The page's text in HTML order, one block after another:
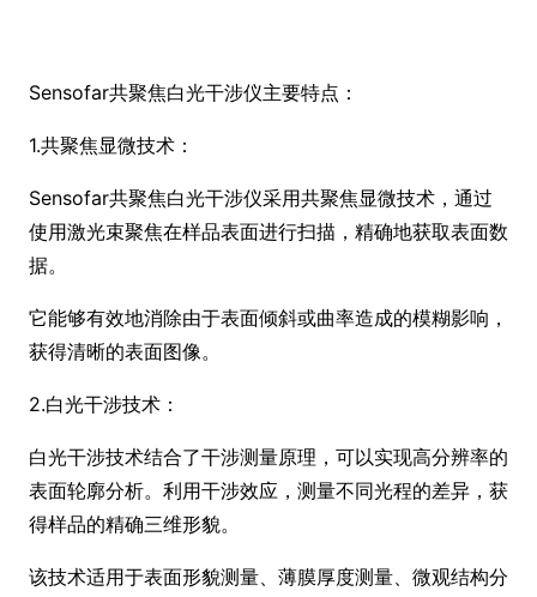
Sensofar共聚焦白光干涉仪主要特点：
1.共聚焦显微技术：
Sensofar共聚焦白光干涉仪采用共聚焦显微技术，通过
使用激光束聚焦在样品表面进行扫描，精确地获取表面数
据。
它能够有效地消除由于表面倾斜或曲率造成的模糊影响，
获得清晰的表面图像。
2.白光干涉技术：
白光干涉技术结合了干涉测量原理，可以实现高分辨率的
表面轮廓分析。利用干涉效应，测量不同光程的差异，获
得样品的精确三维形貌。
该技术适用于表面形貌测量、薄膜厚度测量、微观结构分